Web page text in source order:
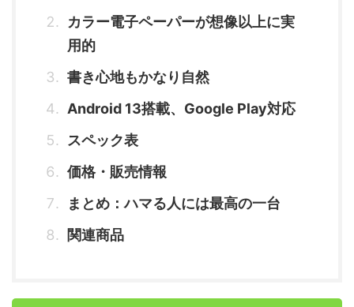
カラー電子ペーパーが想像以上に実
用的
書き心地もかなり自然
Android 13搭載、Google Play対応
スペック表
価格・販売情報
まとめ：ハマる人には最高の一台
関連商品